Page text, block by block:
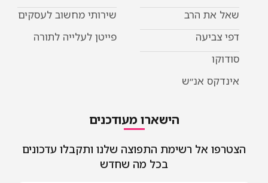
שאל את הרב
דפי צביעה
סודוקו
אינדקס אנ״ש
שירותי מחשוב לעסקים
פייטן לעלייה לתורה
הישארו מעודכנים
הצטרפו אל רשימת התפוצה שלנו ותקבלו עדכונים
בכל מה שחדש